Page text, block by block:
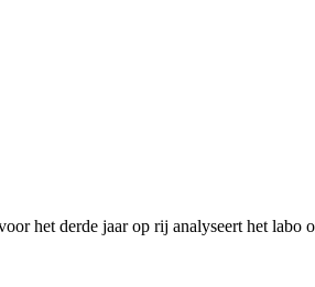
het derde jaar op rij analyseert het labo